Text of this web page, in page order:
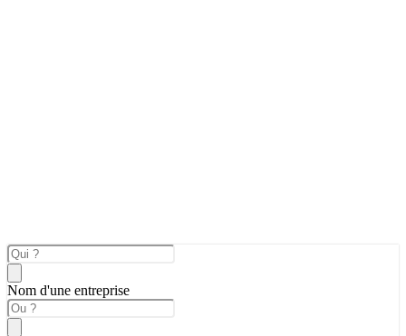
Nom d'une entreprise